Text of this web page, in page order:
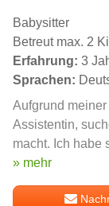
Babysitter
Betreut max. 2
Erfahrung: 3
Sprachen:
Aufgrund
Assistentin,
macht. Ich habe
» mehr